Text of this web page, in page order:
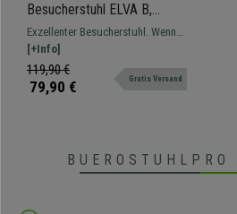
Besucherstuhl ELVA B,
stapelbar und sehr praktisch,
schwarze Stuhlbeine, Farbe
Grün
Exzellenter Besucherstuhl. Wenn
Robustheit, Komfort und einfache
Handhabung gefragt sind. Ideal
geeignet für Wartezimmer,
[+Info]
119,90 €
79,90 € Gratis Versand
BUEROSTUHLPRO